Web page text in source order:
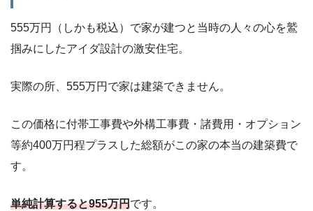
555万円（しかも税込）で家が建つと当時の人々の心を鷲
掴みにしたアイダ設計の激安住宅。
実際の所、555万円で家は建築できません。
この価格に付帯工事費や外構工事費・諸費用・オプション
等約400万円程プラスした総額がこの家の本当の建築費で
す。
単純計算すると955万円です。